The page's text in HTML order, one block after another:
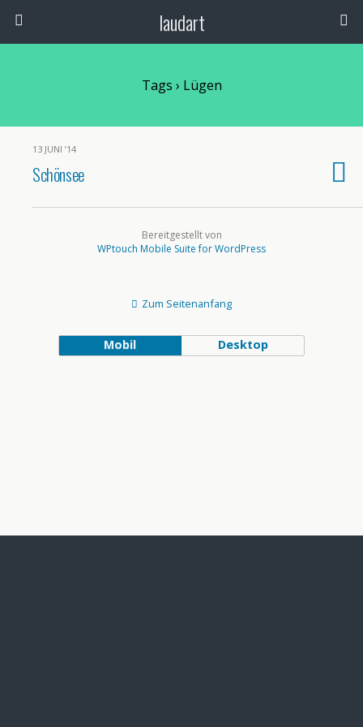
laudart
Tags › Lügen
13 JUNI ’14
Schönsee
Bereitgestellt von
WPtouch Mobile Suite for WordPress
Zum Seitenanfang
Mobil Desktop